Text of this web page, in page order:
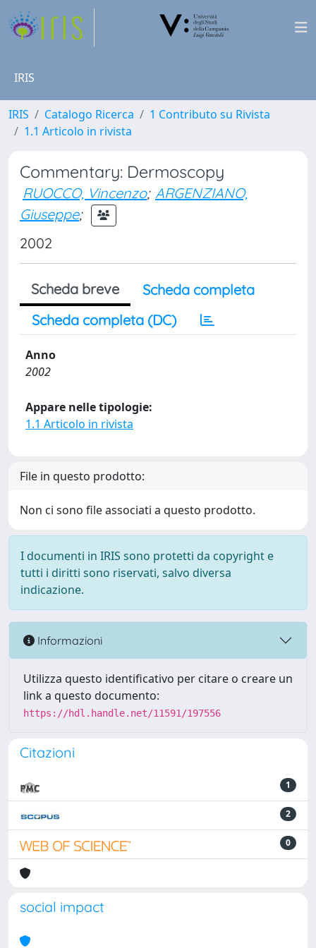
IRIS
IRIS Catalogo Ricerca
1 Contributo su Rivista
1.1 Articolo in rivista
Commentary: Dermoscopy
RUOCCO, Vincenzo; ARGENZIANO,
Giuseppe;
2002
Scheda breve
Scheda completa
Scheda completa (DC)
Anno
2002
Appare nelle tipologie:
1.1 Articolo in rivista
File in questo prodotto:
Non ci sono file associati a questo prodotto.
I documenti in IRIS sono protetti da copyright e
tutti i diritti sono riservati, salvo diversa
indicazione.
Informazioni
Utilizza questo identificativo per citare o creare un
link a questo documento:
https://hdl.handle.net/11591/197556
Citazioni
1
2
0
social impact